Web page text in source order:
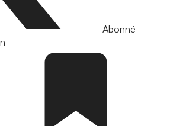
Abonné